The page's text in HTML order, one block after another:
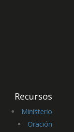
Recursos
Ministerio
Oración